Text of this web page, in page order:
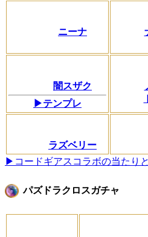
ニーナ
闇スザク
▶テンプレ
ラズベリー
▶コードギアスコラボの当たり
パズドラクロスガチャ